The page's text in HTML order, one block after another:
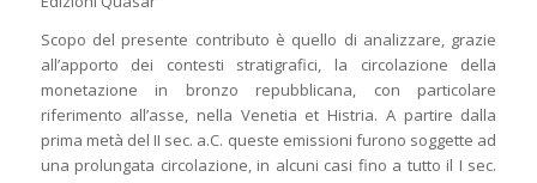
Scopo del presente contributo è quello di analizzare, grazie
all’apporto dei contesti stratigrafici, la circolazione della
monetazione in bronzo repubblicana, con particolare
riferimento all’asse, nella Venetia et Histria. A partire dalla
prima metà del II sec. a.C. queste emissioni furono soggette ad
una prolungata circolazione, in alcuni casi fino a tutto il I sec.